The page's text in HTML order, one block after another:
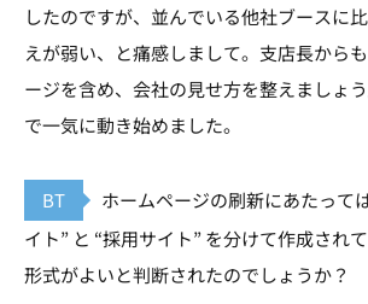
したのですが、並んでいる他社ブースに
えが弱い、と痛感しまして。支店長から
ージを含め、会社の見せ方を整えましょ
で一気に動き始めました。
BT
ホームページの刷新にあたって
イト” と “採用サイト” を分けて作成され
形式がよいと判断されたのでしょうか？